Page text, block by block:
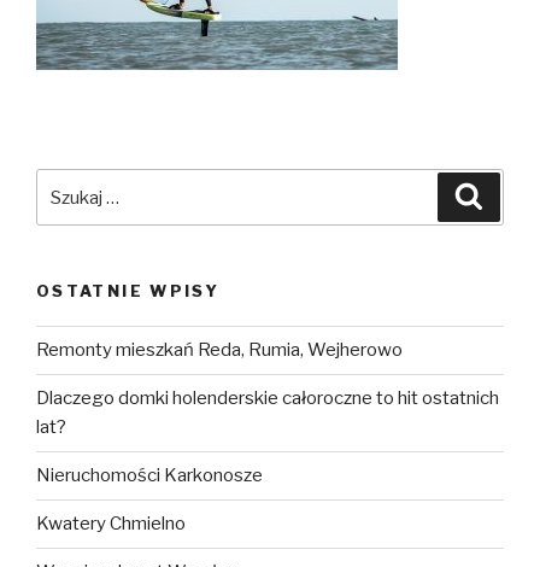
OSTATNIE WPISY
Remonty mieszkań Reda, Rumia, Wejherowo
Dlaczego domki holenderskie całoroczne to hit ostatnich
lat?
Nieruchomości Karkonosze
Kwatery Chmielno